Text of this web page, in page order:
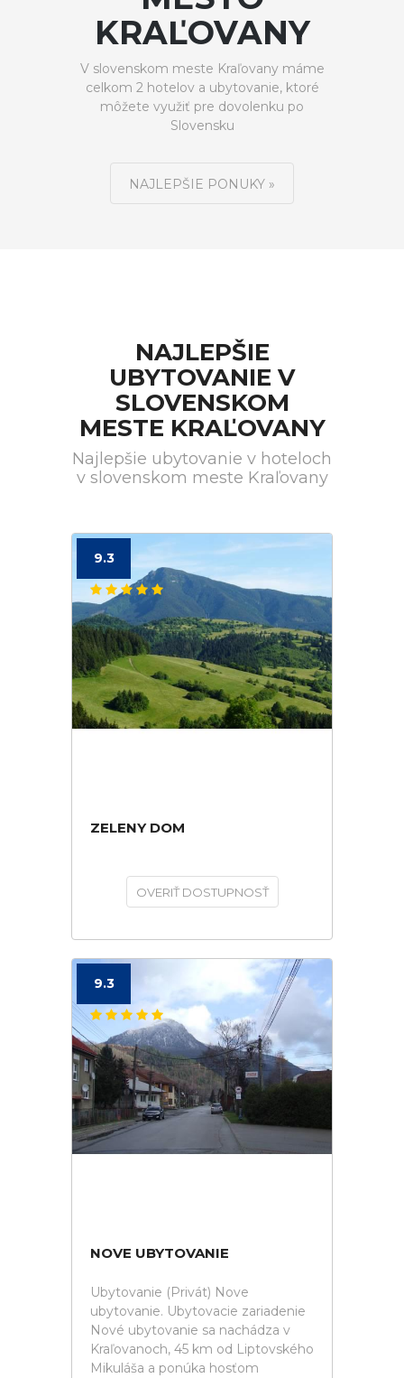
KRAĽOVANY
V slovenskom meste Kraľovany máme
celkom 2 hotelov a ubytovanie, ktoré
môžete využiť pre dovolenku po
Slovensku
NAJLEPŠIE PONUKY »
NAJLEPŠIE
UBYTOVANIE V
SLOVENSKOM
MESTE KRAĽOVANY
Najlepšie ubytovanie v hoteloch
v slovenskom meste Kraľovany
9.3
ZELENY DOM
OVERIŤ DOSTUPNOSŤ
9.3
NOVE UBYTOVANIE
Ubytovanie (Privát) Nove
ubytovanie. Ubytovacie zariadenie
Nové ubytovanie sa nachádza v
Kraľovanoch, 45 km od Liptovského
Mikuláša a ponúka hosťom